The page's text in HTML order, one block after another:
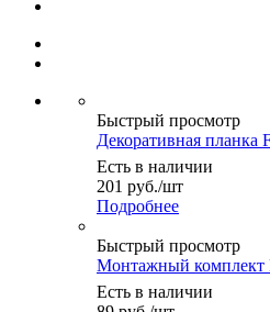
Быстрый просмотр
Декоративная
Есть в наличии
201 руб./шт
Подробнее
Быстрый просмотр
Монтажный комплект
Есть в наличии